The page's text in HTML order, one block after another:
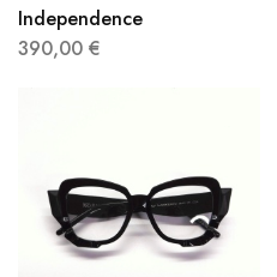
Independence
390,00 €